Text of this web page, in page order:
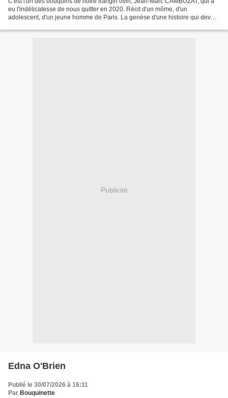
eu l'indélicatesse de nous quitter en 2020. Récit d'un môme, d'un
adolescent, d'un jeune homme de Paris. La genèse d'une histoire qui devait
Publicité
Edna O'Brien
Publié le 30/07/2026 à 16:11
Par Bouquinette